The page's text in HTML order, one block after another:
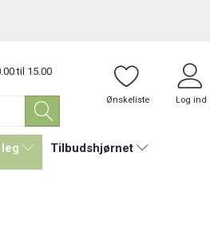
til 15.00
Ønskeliste Log ind
Tilbudshjørnet